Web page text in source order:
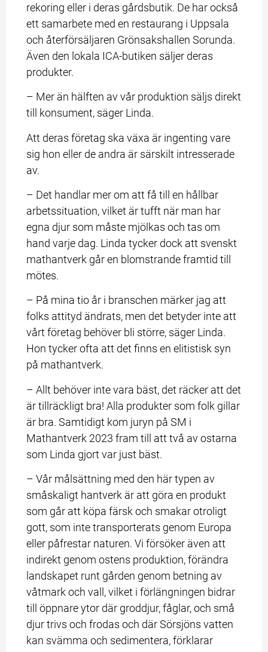
rekoring eller i deras gårdsbutik. De har också
ett samarbete med en restaurang i Uppsala
och återförsäljaren Grönsakshallen Sorunda.
Även den lokala ICA-butiken säljer deras
produkter.
– Mer än hälften av vår produktion säljs direkt
till konsument, säger Linda.
Att deras företag ska växa är ingenting vare
sig hon eller de andra är särskilt intresserade
av.
– Det handlar mer om att få till en hållbar
arbetssituation, vilket är tufft när man har
egna djur som måste mjölkas och tas om
hand varje dag. Linda tycker dock att svenskt
mathantverk går en blomstrande framtid till
mötes.
– På mina tio år i branschen märker jag att
folks attityd ändrats, men det betyder inte att
vårt företag behöver bli större, säger Linda.
Hon tycker ofta att det finns en elitistisk syn
på mathantverk.
– Allt behöver inte vara bäst, det räcker att det
är tillräckligt bra! Alla produkter som folk gillar
är bra. Samtidigt kom juryn på SM i
Mathantverk 2023 fram till att två av ostarna
som Linda gjort var just bäst.
– Vår målsättning med den här typen av
småskaligt hantverk är att göra en produkt
som går att köpa färsk och smakar otroligt
gott, som inte transporterats genom Europa
eller påfrestar naturen. Vi försöker även att
indirekt genom ostens produktion, förändra
landskapet runt gården genom betning av
våtmark och vall, vilket i förlängningen bidrar
till öppnare ytor där groddjur, fåglar, och små
djur trivs och frodas och där Sörsjöns vatten
kan svämma och sedimentera, förklarar